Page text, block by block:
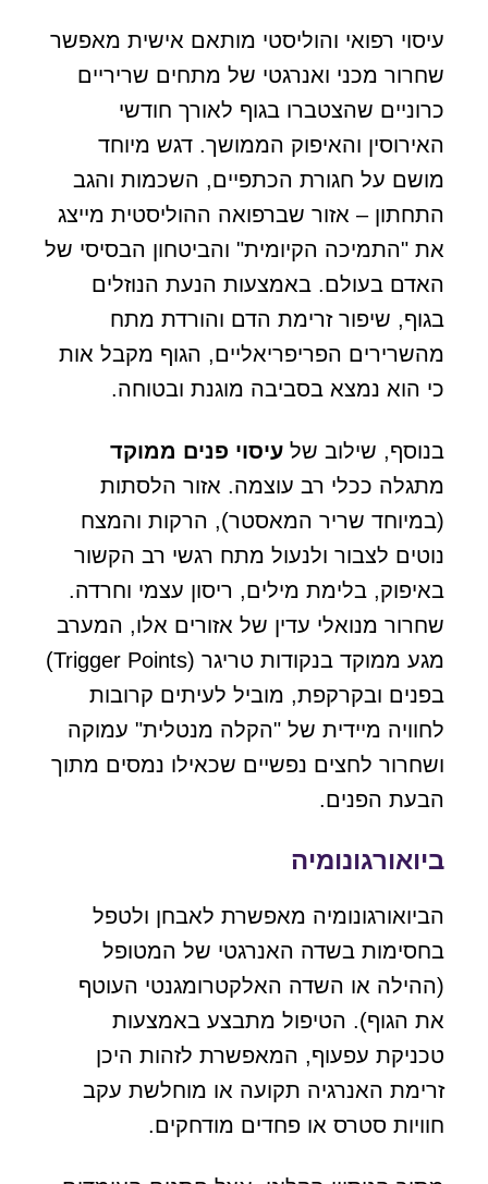
עיסוי רפואי והוליסטי מותאם אישית מאפשר
שחרור מכני ואנרגטי של מתחים שריריים
כרוניים שהצטברו בגוף לאורך חודשי
האירוסין והאיפוק הממושך. דגש מיוחד
מושם על חגורת הכתפיים, השכמות והגב
התחתון – אזור שברפואה ההוליסטית מייצג
את "התמיכה הקיומית" והביטחון הבסיסי של
האדם בעולם. באמצעות הנעת הנוזלים
בגוף, שיפור זרימת הדם והורדת מתח
מהשרירים הפריפריאליים, הגוף מקבל אות
כי הוא נמצא בסביבה מוגנת ובטוחה.
בנוסף, שילוב של עיסוי פנים ממוקד
מתגלה ככלי רב עוצמה. אזור הלסתות
(במיוחד שריר המאסטר), הרקות והמצח
נוטים לצבור ולנעול מתח רגשי רב הקשור
באיפוק, בלימת מילים, ריסון עצמי וחרדה.
שחרור מנואלי עדין של אזורים אלו, המערב
מגע ממוקד בנקודות טריגר (Trigger Points)
בפנים ובקרקפת, מוביל לעיתים קרובות
לחוויה מיידית של "הקלה מנטלית" עמוקה
ושחרור לחצים נפשיים שכאילו נמסים מתוך
הבעת הפנים.
ביואורגונומיה
הביואורגונומיה מאפשרת לאבחן ולטפל
בחסימות בשדה האנרגטי של המטופל
(ההילה או השדה האלקטרומגנטי העוטף
את הגוף). הטיפול מתבצע באמצעות
טכניקת עפעוף, המאפשרת לזהות היכן
זרימת האנרגיה תקועה או מוחלשת עקב
חוויות סטרס או פחדים מודחקים.